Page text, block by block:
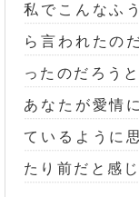
私でこんなふ
ら言われたの
ったのだろう
あなたが愛情
ているように
たり前だと感じ